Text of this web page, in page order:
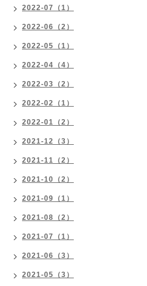
2022-07（1）
2022-06（2）
2022-05（1）
2022-04（4）
2022-03（2）
2022-02（1）
2022-01（2）
2021-12（3）
2021-11（2）
2021-10（2）
2021-09（1）
2021-08（2）
2021-07（1）
2021-06（3）
2021-05（3）